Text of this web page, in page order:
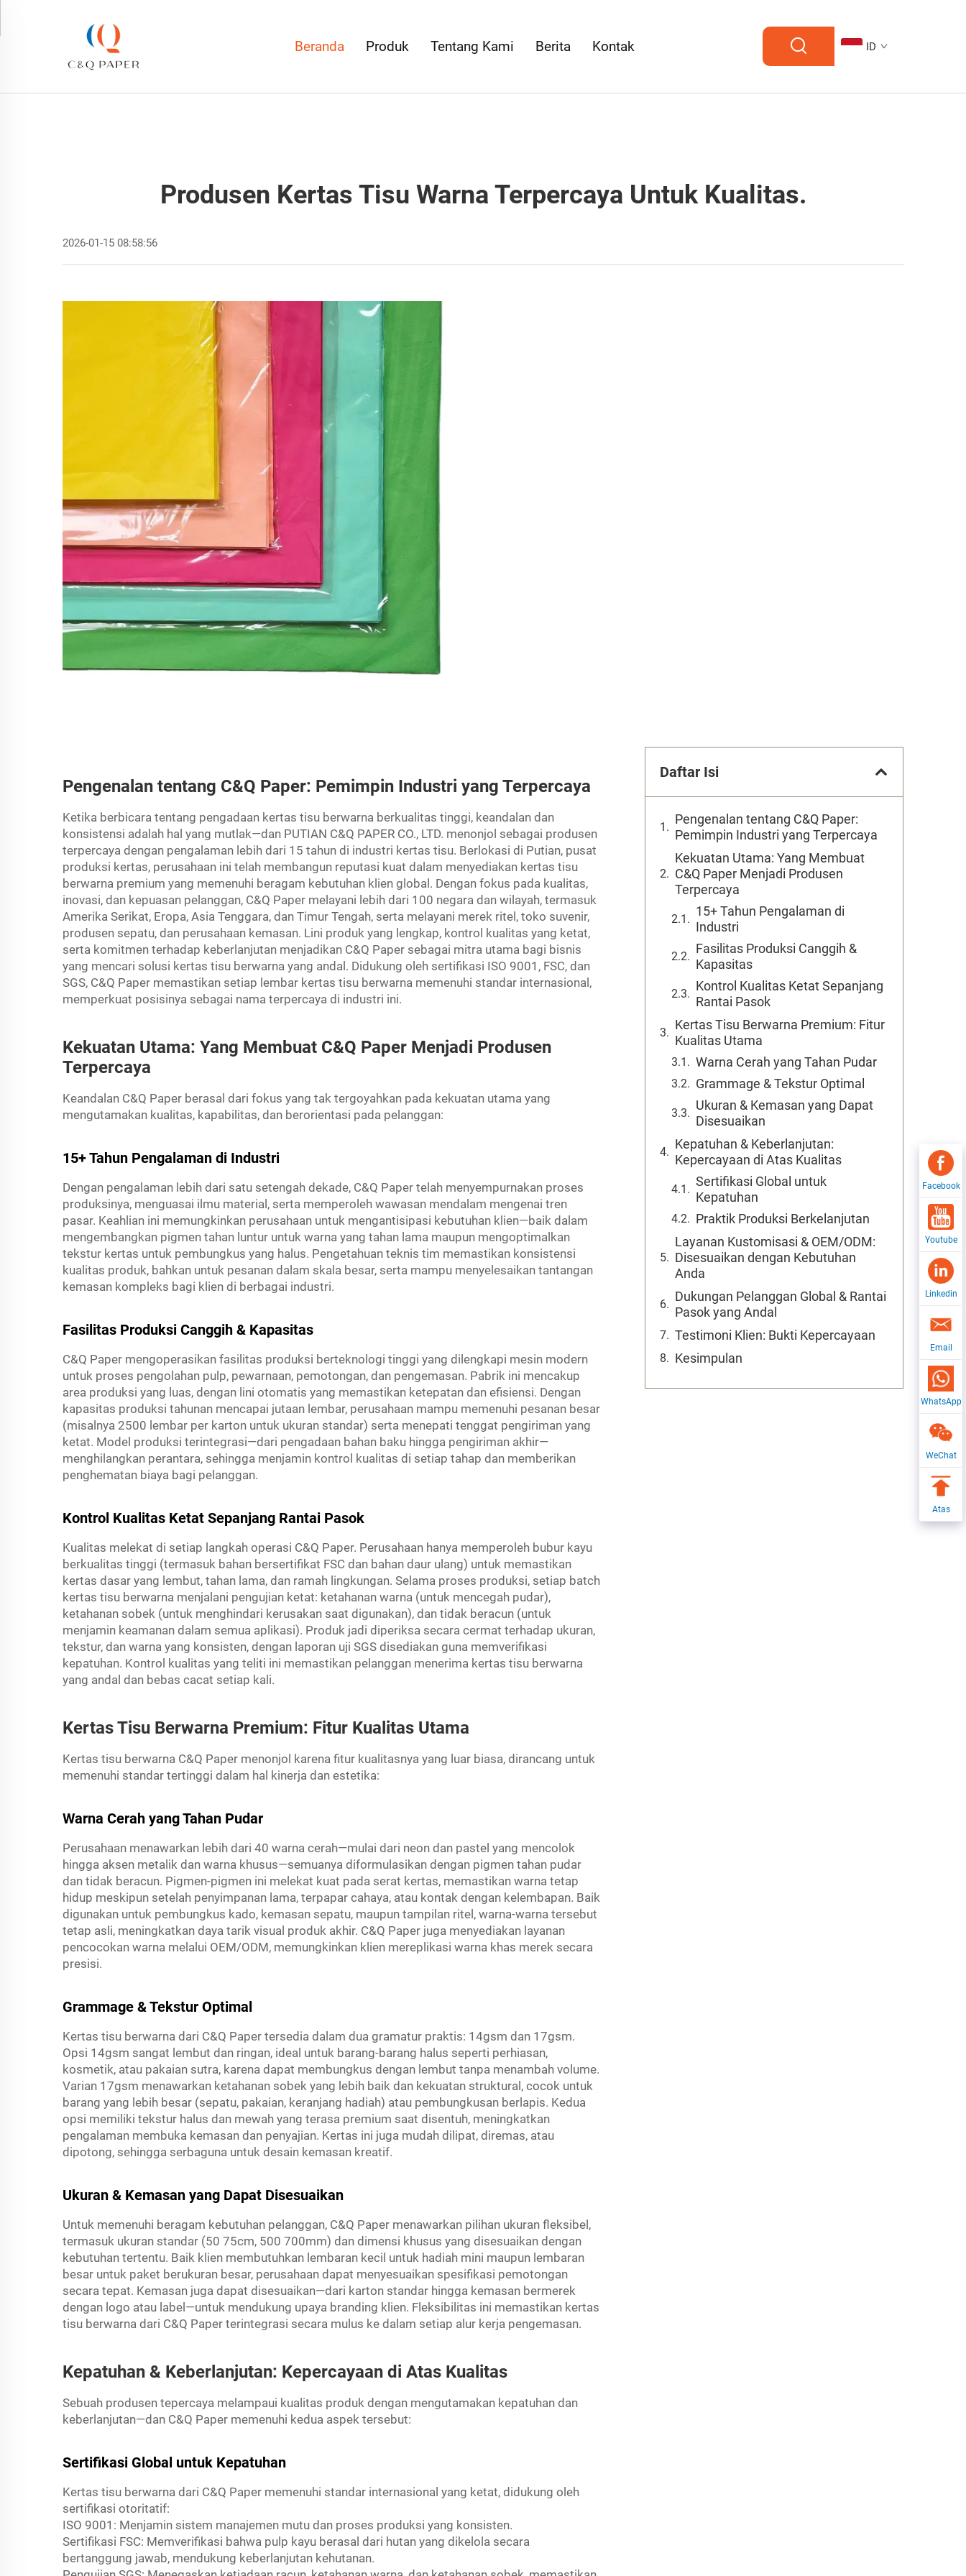
Beranda Produk Tentang Kami Berita Kontak ID
Produsen Kertas Tisu Warna Terpercaya Untuk Kualitas.
2026-01-15 08:58:56
Pengenalan tentang C&Q Paper: Pemimpin Industri yang Terpercaya
Ketika berbicara tentang pengadaan kertas tisu berwarna berkualitas tinggi, keandalan dan
konsistensi adalah hal yang mutlak—dan PUTIAN C&Q PAPER CO., LTD. menonjol sebagai produsen
terpercaya dengan pengalaman lebih dari 15 tahun di industri kertas tisu. Berlokasi di Putian, pusat
produksi kertas, perusahaan ini telah membangun reputasi kuat dalam menyediakan kertas tisu
berwarna premium yang memenuhi beragam kebutuhan klien global. Dengan fokus pada kualitas,
inovasi, dan kepuasan pelanggan, C&Q Paper melayani lebih dari 100 negara dan wilayah, termasuk
Amerika Serikat, Eropa, Asia Tenggara, dan Timur Tengah, serta melayani merek ritel, toko suvenir,
produsen sepatu, dan perusahaan kemasan. Lini produk yang lengkap, kontrol kualitas yang ketat,
serta komitmen terhadap keberlanjutan menjadikan C&Q Paper sebagai mitra utama bagi bisnis
yang mencari solusi kertas tisu berwarna yang andal. Didukung oleh sertifikasi ISO 9001, FSC, dan
SGS, C&Q Paper memastikan setiap lembar kertas tisu berwarna memenuhi standar internasional,
memperkuat posisinya sebagai nama terpercaya di industri ini.
Kekuatan Utama: Yang Membuat C&Q Paper Menjadi Produsen
Terpercaya
Keandalan C&Q Paper berasal dari fokus yang tak tergoyahkan pada kekuatan utama yang
mengutamakan kualitas, kapabilitas, dan berorientasi pada pelanggan:
15+ Tahun Pengalaman di Industri
Dengan pengalaman lebih dari satu setengah dekade, C&Q Paper telah menyempurnakan proses
produksinya, menguasai ilmu material, serta memperoleh wawasan mendalam mengenai tren
pasar. Keahlian ini memungkinkan perusahaan untuk mengantisipasi kebutuhan klien—baik dalam
mengembangkan pigmen tahan luntur untuk warna yang tahan lama maupun mengoptimalkan
tekstur kertas untuk pembungkus yang halus. Pengetahuan teknis tim memastikan konsistensi
kualitas produk, bahkan untuk pesanan dalam skala besar, serta mampu menyelesaikan tantangan
kemasan kompleks bagi klien di berbagai industri.
Fasilitas Produksi Canggih & Kapasitas
C&Q Paper mengoperasikan fasilitas produksi berteknologi tinggi yang dilengkapi mesin modern
untuk proses pengolahan pulp, pewarnaan, pemotongan, dan pengemasan. Pabrik ini mencakup
area produksi yang luas, dengan lini otomatis yang memastikan ketepatan dan efisiensi. Dengan
kapasitas produksi tahunan mencapai jutaan lembar, perusahaan mampu memenuhi pesanan besar
(misalnya 2500 lembar per karton untuk ukuran standar) serta menepati tenggat pengiriman yang
ketat. Model produksi terintegrasi—dari pengadaan bahan baku hingga pengiriman akhir—
menghilangkan perantara, sehingga menjamin kontrol kualitas di setiap tahap dan memberikan
penghematan biaya bagi pelanggan.
Kontrol Kualitas Ketat Sepanjang Rantai Pasok
Kualitas melekat di setiap langkah operasi C&Q Paper. Perusahaan hanya memperoleh bubur kayu
berkualitas tinggi (termasuk bahan bersertifikat FSC dan bahan daur ulang) untuk memastikan
kertas dasar yang lembut, tahan lama, dan ramah lingkungan. Selama proses produksi, setiap batch
kertas tisu berwarna menjalani pengujian ketat: ketahanan warna (untuk mencegah pudar),
ketahanan sobek (untuk menghindari kerusakan saat digunakan), dan tidak beracun (untuk
menjamin keamanan dalam semua aplikasi). Produk jadi diperiksa secara cermat terhadap ukuran,
tekstur, dan warna yang konsisten, dengan laporan uji SGS disediakan guna memverifikasi
kepatuhan. Kontrol kualitas yang teliti ini memastikan pelanggan menerima kertas tisu berwarna
yang andal dan bebas cacat setiap kali.
Kertas Tisu Berwarna Premium: Fitur Kualitas Utama
Kertas tisu berwarna C&Q Paper menonjol karena fitur kualitasnya yang luar biasa, dirancang untuk
memenuhi standar tertinggi dalam hal kinerja dan estetika:
Warna Cerah yang Tahan Pudar
Perusahaan menawarkan lebih dari 40 warna cerah—mulai dari neon dan pastel yang mencolok
hingga aksen metalik dan warna khusus—semuanya diformulasikan dengan pigmen tahan pudar
dan tidak beracun. Pigmen-pigmen ini melekat kuat pada serat kertas, memastikan warna tetap
hidup meskipun setelah penyimpanan lama, terpapar cahaya, atau kontak dengan kelembapan. Baik
digunakan untuk pembungkus kado, kemasan sepatu, maupun tampilan ritel, warna-warna tersebut
tetap asli, meningkatkan daya tarik visual produk akhir. C&Q Paper juga menyediakan layanan
pencocokan warna melalui OEM/ODM, memungkinkan klien mereplikasi warna khas merek secara
presisi.
Grammage & Tekstur Optimal
Kertas tisu berwarna dari C&Q Paper tersedia dalam dua gramatur praktis: 14gsm dan 17gsm.
Opsi 14gsm sangat lembut dan ringan, ideal untuk barang-barang halus seperti perhiasan,
kosmetik, atau pakaian sutra, karena dapat membungkus dengan lembut tanpa menambah volume.
Varian 17gsm menawarkan ketahanan sobek yang lebih baik dan kekuatan struktural, cocok untuk
barang yang lebih besar (sepatu, pakaian, keranjang hadiah) atau pembungkusan berlapis. Kedua
opsi memiliki tekstur halus dan mewah yang terasa premium saat disentuh, meningkatkan
pengalaman membuka kemasan dan penyajian. Kertas ini juga mudah dilipat, diremas, atau
dipotong, sehingga serbaguna untuk desain kemasan kreatif.
Ukuran & Kemasan yang Dapat Disesuaikan
Untuk memenuhi beragam kebutuhan pelanggan, C&Q Paper menawarkan pilihan ukuran fleksibel,
termasuk ukuran standar (50 75cm, 500 700mm) dan dimensi khusus yang disesuaikan dengan
kebutuhan tertentu. Baik klien membutuhkan lembaran kecil untuk hadiah mini maupun lembaran
besar untuk paket berukuran besar, perusahaan dapat menyesuaikan spesifikasi pemotongan
secara tepat. Kemasan juga dapat disesuaikan—dari karton standar hingga kemasan bermerek
dengan logo atau label—untuk mendukung upaya branding klien. Fleksibilitas ini memastikan kertas
tisu berwarna dari C&Q Paper terintegrasi secara mulus ke dalam setiap alur kerja pengemasan.
Kepatuhan & Keberlanjutan: Kepercayaan di Atas Kualitas
Sebuah produsen tepercaya melampaui kualitas produk dengan mengutamakan kepatuhan dan
keberlanjutan—dan C&Q Paper memenuhi kedua aspek tersebut:
Sertifikasi Global untuk Kepatuhan
Kertas tisu berwarna dari C&Q Paper memenuhi standar internasional yang ketat, didukung oleh
sertifikasi otoritatif:
ISO 9001: Menjamin sistem manajemen mutu dan proses produksi yang konsisten.
Sertifikasi FSC: Memverifikasi bahwa pulp kayu berasal dari hutan yang dikelola secara
bertanggung jawab, mendukung keberlanjutan kehutanan.
Daftar Isi
Pengenalan tentang C&Q Paper:
Pemimpin Industri yang Terpercaya
Kekuatan Utama: Yang Membuat
C&Q Paper Menjadi Produsen
Terpercaya
15+ Tahun Pengalaman di
Industri
Fasilitas Produksi Canggih &
Kapasitas
Kontrol Kualitas Ketat Sepanjang
Rantai Pasok
Kertas Tisu Berwarna Premium: Fitur
Kualitas Utama
Warna Cerah yang Tahan Pudar
Grammage & Tekstur Optimal
Ukuran & Kemasan yang Dapat
Disesuaikan
Kepatuhan & Keberlanjutan:
Kepercayaan di Atas Kualitas
Sertifikasi Global untuk
Kepatuhan
Praktik Produksi Berkelanjutan
Layanan Kustomisasi & OEM/ODM:
Disesuaikan dengan Kebutuhan
Anda
Dukungan Pelanggan Global & Rantai
Pasok yang Andal
Testimoni Klien: Bukti Kepercayaan
Kesimpulan
Facebook
Youtube
Linkedin
Email
WhatsApp
WeChat
Atas